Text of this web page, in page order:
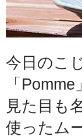
今日のこ
「Pomme
見た目も
使ったム